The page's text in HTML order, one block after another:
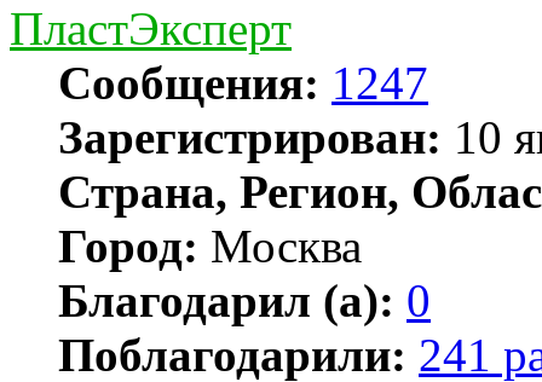
ПластЭксперт
Сообщения: 1247
Зарегистрирован: 10
Страна, Регион,
Город: Москва
Благодарил (а): 0
Поблагодарили: 241